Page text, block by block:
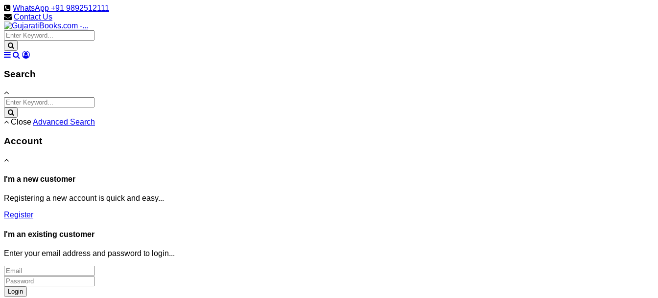
WhatsApp +91 9892512111
Contact Us
Search
CloseAdvanced Search
Account
I'm a new customer
Registering a new account is quick and easy...
Register
I'm an existing customer
Enter your email address and password to login...
Login